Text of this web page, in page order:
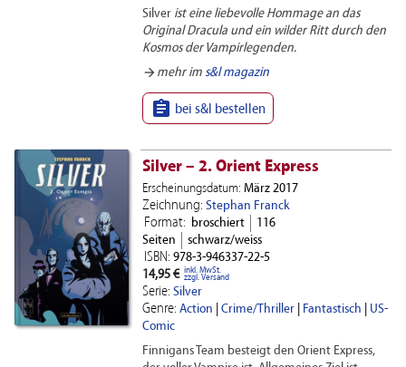
Silverist eine liebevolle Hommage an das
Original Dracula und ein wilder Ritt durch den
Kosmos der Vampirlegenden.
arrow_forward mehr im s&l magazin
 bei s&l bestellen
Silver – 2. Orient Express
Erscheinungsdatum: März 2017
Zeichnung: Stephan Franck
Format: broschiert
116
Seiten
schwarz/weiss
ISBN: 978-3-946337-22-5
14,95 € inkl. MwSt.
zzgl. Versand
Serie: Silver
Genre: Action Crime/Thriller| Fantastisch
US-
Comic
Finnigans Team besteigt den Orient Express,